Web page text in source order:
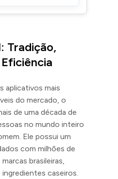
Tradição,
aplicativos mais
do mercado, o
de uma década de
no mundo inteiro
Ele possui um
com milhões de
brasileiras,
caseiros.